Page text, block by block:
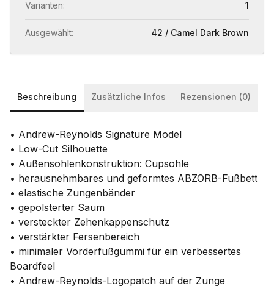
Varianten: 1
Ausgewählt: 42 / Camel Dark Brown
Beschreibung Zusätzliche Infos Rezensionen (0)
• Andrew-Reynolds Signature Model
• Low-Cut Silhouette
• Außensohlenkonstruktion: Cupsohle
• herausnehmbares und geformtes ABZORB-Fußbett
• elastische Zungenbänder
• gepolsterter Saum
• versteckter Zehenkappenschutz
• verstärkter Fersenbereich
• minimaler Vorderfußgummi für ein verbessertes
Boardfeel
• Andrew-Reynolds-Logopatch auf der Zunge